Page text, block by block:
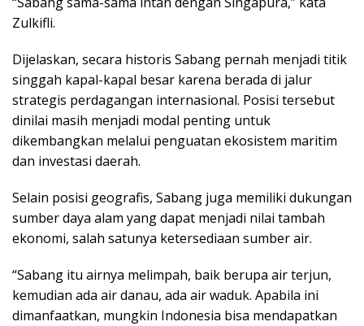
Zulkifli.
Dijelaskan, secara historis Sabang pernah menjadi titik
singgah kapal-kapal besar karena berada di jalur
strategis perdagangan internasional. Posisi tersebut
dinilai masih menjadi modal penting untuk
dikembangkan melalui penguatan ekosistem maritim
dan investasi daerah.
Selain posisi geografis, Sabang juga memiliki dukungan
sumber daya alam yang dapat menjadi nilai tambah
ekonomi, salah satunya ketersediaan sumber air.
“Sabang itu airnya melimpah, baik berupa air terjun,
kemudian ada air danau, ada air waduk. Apabila ini
dimanfaatkan, mungkin Indonesia bisa mendapatkan